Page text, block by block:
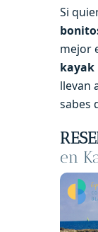
Si
mejor
kayak
llevan
sabes
en